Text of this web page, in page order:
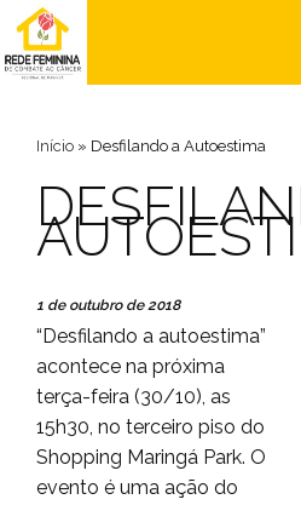
Início » Desfilando a Autoestima
1 de outubro de 2018
“Desfilando a autoestima”
acontece na próxima
terça-feira (30/10), as
15h30, no terceiro piso do
Shopping Maringá Park. O
evento é uma ação do